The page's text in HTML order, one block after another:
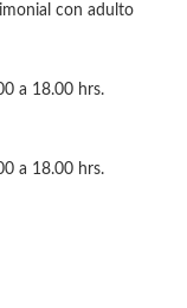
con adulto
a 18.00 hrs.
a 18.00 hrs.